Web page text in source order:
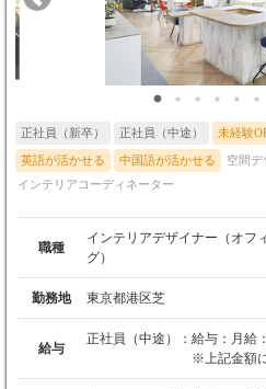
正社員（新卒） 正社員（中途） 未経験
英語が活かせる 中国語が活かせる
空間デ
インテリアコーディネーター
職種
インテリアデザイナー（オフ
グ）
勤務地 東京都港区芝
給与
正社員（中途）： 給与：月給
※上記金額
（32,900円